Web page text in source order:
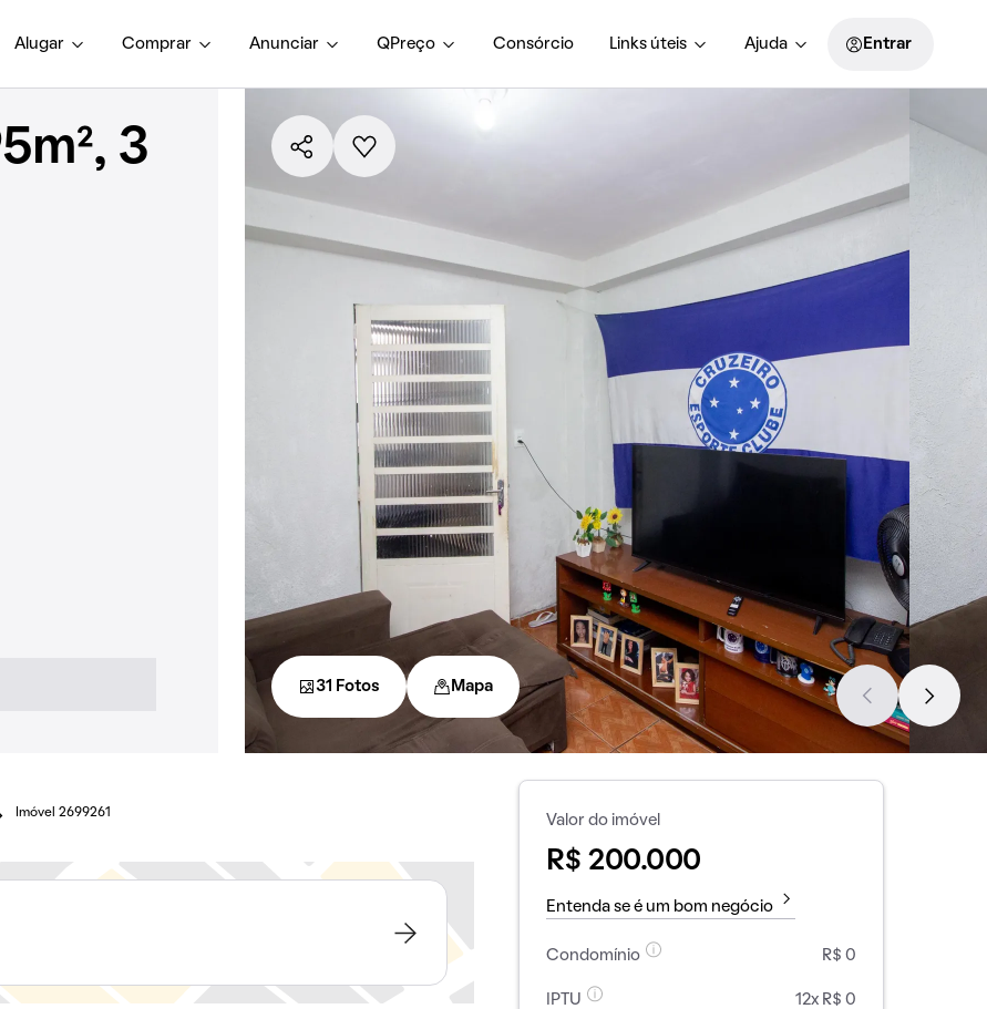
Alugar Comprar Anunciar QPreço Consórcio Links úteis Ajuda Entrar
3
31 Fotos Mapa
Imóvel 2699261 Valor do imóvel
R$ 200.000
Entenda se é um bom negócio
Condomínio R$ 0
IPTU 12x R$ 0